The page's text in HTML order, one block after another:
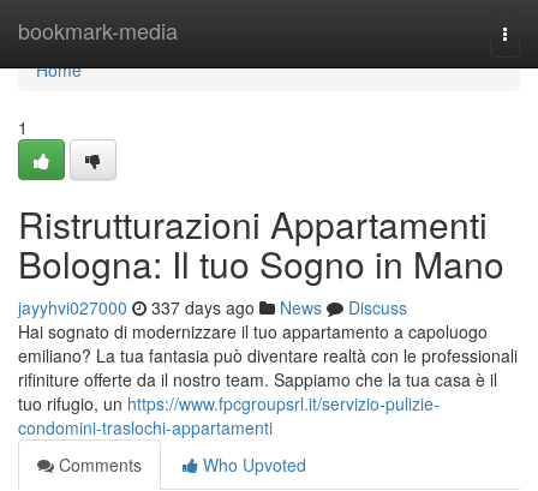
bookmark-media
Home
Home
1
Ristrutturazioni Appartamenti
Bologna: Il tuo Sogno in Mano
jayyhvi027000 337 days ago News
Discuss
Hai sognato di modernizzare il tuo appartamento a capoluogo
emiliano? La tua fantasia può diventare realtà con le professionali
rifiniture offerte da il nostro team. Sappiamo che la tua casa è il
tuo rifugio, un https://www.fpcgroupsrl.it/servizio-pulizie-
condomini-traslochi-appartamenti
Comments
Who Upvoted